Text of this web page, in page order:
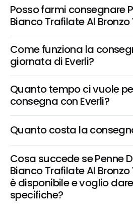
Posso farmi consegnare
Bianco Trafilate Al
Come funziona la
giornata di Everli?
Quanto tempo ci vuole
consegna con Everli?
Quanto costa la
Cosa succede se Penne
Bianco Trafilate Al
è disponibile e voglio
specifiche?